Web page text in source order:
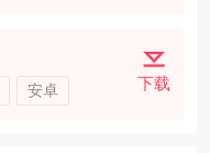
安卓 下载